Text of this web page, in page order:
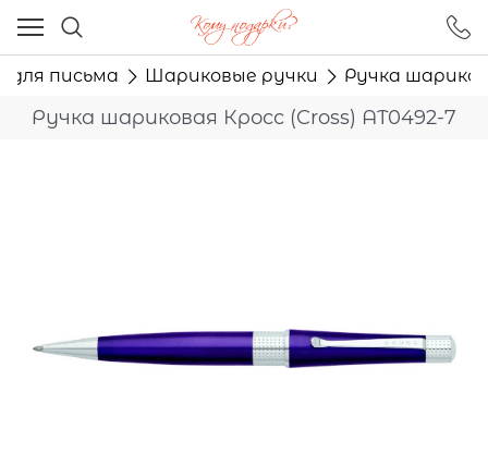
для письма Шариковые ручки Ручка
Ручка шариковая Кросс (Cross) AT0492-7
Ваш город - Москва,
угадали?
ДА НЕТ